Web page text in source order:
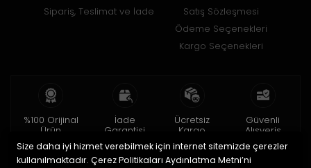
Sipariş, Teslimat ve İade
Satış Sözleşmesi
Ödeme Seçenekleri
Kargo Seçenekleri
%100 Orijinal
Ürün
2 yıl garanti
İade
Garantisi
15 gün içinde
iade
Ücretsiz
Kargo
150 TL ve üzeri
Güvenli
Alışveriş
256bit SSL ile
Size daha iyi hizmet verebilmek için internet sitemizde çerezler
kullanılmaktadır. Çerez Politikaları Aydınlatma Metni’ni